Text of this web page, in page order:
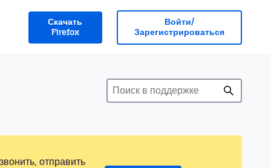
Скачать
Firefox
Войти/
Зарегистрироваться
отправить